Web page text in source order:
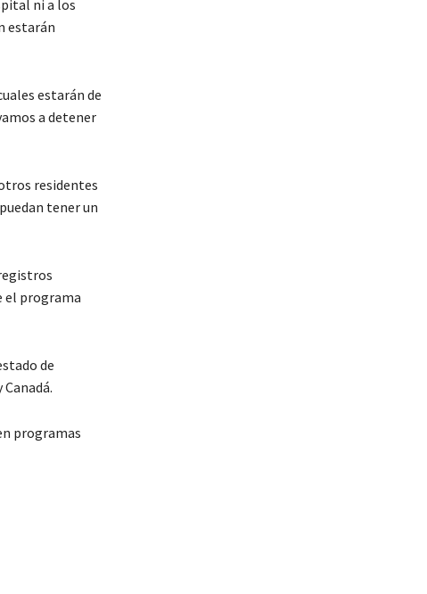
ni a los
estarán
estarán de
a detener
residentes
tener un
el programa
de
programas